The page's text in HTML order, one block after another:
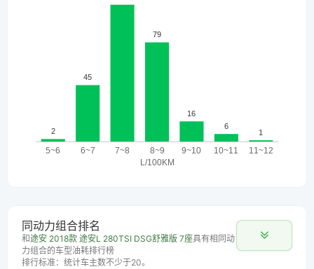
同动力组合排名
和途安 2018款 途安L 280TSI DSG舒雅版 7座具有相同动
力组合的车型油耗排行榜
排行标准：统计车主数不少于20。